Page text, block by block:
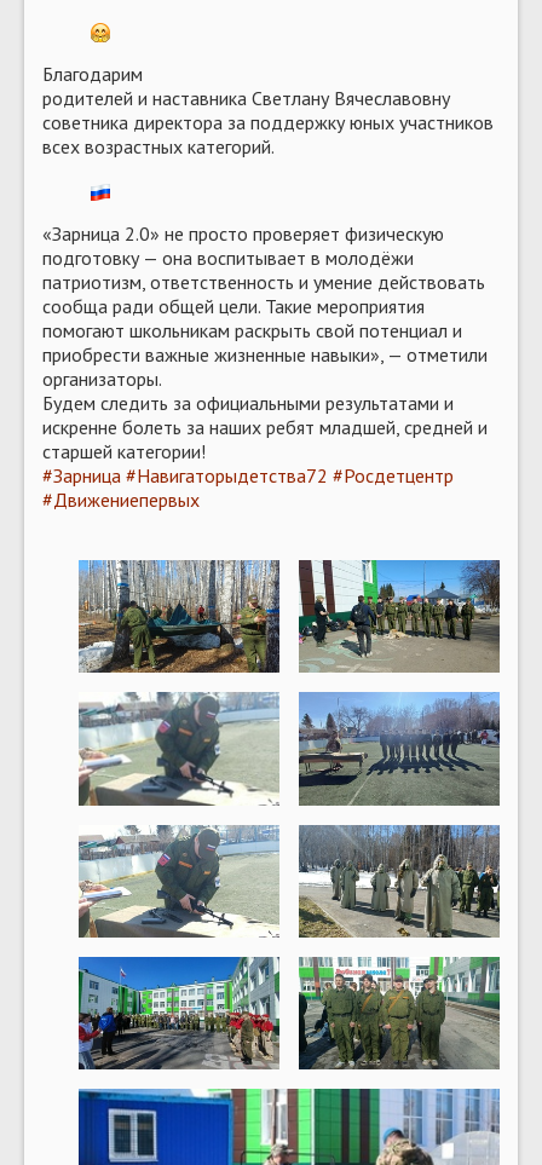
Благодарим
родителей и наставника Светлану Вячеславовну
советника директора за поддержку юных участников
всех возрастных категорий.
«Зарница 2.0» не просто проверяет физическую
подготовку — она воспитывает в молодёжи
патриотизм, ответственность и умение действовать
сообща ради общей цели. Такие мероприятия
помогают школьникам раскрыть свой потенциал и
приобрести важные жизненные навыки», — отметили
организаторы.
Будем следить за официальными результатами и
искренне болеть за наших ребят младшей, средней и
старшей категории!
#Зарница #Навигаторыдетства72 #Росдетцентр
#Движениепервых